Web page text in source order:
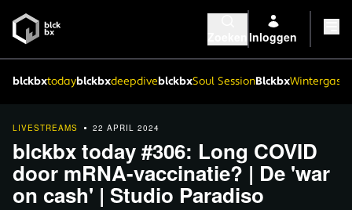
Inloggen
blckbxtodayblckbxdeepdiveblckbxSoul SessionBlckbx
LIVESTREAMS 22 APRIL 2024
blckbx today #306: Long COVID
door mRNA-vaccinatie? | De 'war
on cash' | Studio Paradiso